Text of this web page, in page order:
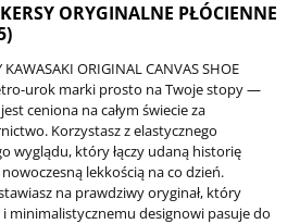
ORYGINALNE PŁÓCIENNE
KAWASAKI ORIGINAL CANVAS SHOE
urok marki prosto na Twoje stopy —
ceniona na całym świecie za
Korzystasz z elastycznego
wyglądu, który łączy udaną historię
lekkością na co dzień.
na prawdziwy oryginał, który
minimalistycznemu designowi pasuje do